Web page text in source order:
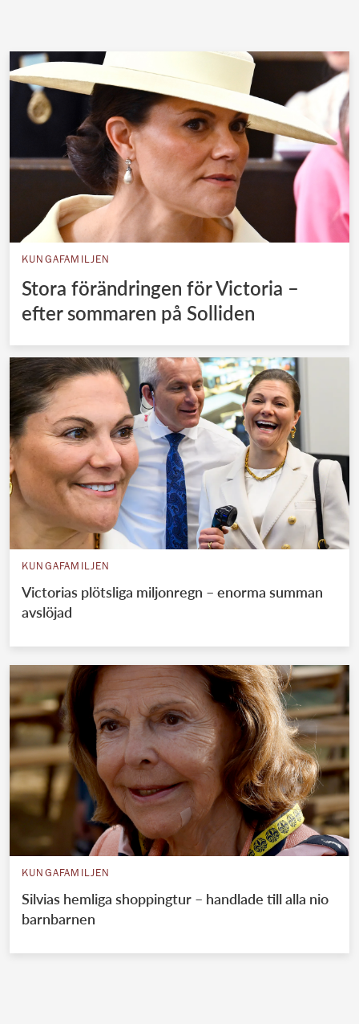
KUNGAFAMILJEN
Stora förändringen för Victoria –
efter sommaren på Solliden
KUNGAFAMILJEN
Victorias plötsliga miljonregn – enorma summan
avslöjad
KUNGAFAMILJEN
Silvias hemliga shoppingtur – handlade till alla nio
barnbarnen